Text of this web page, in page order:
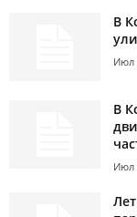
В
Июл
В
Июл